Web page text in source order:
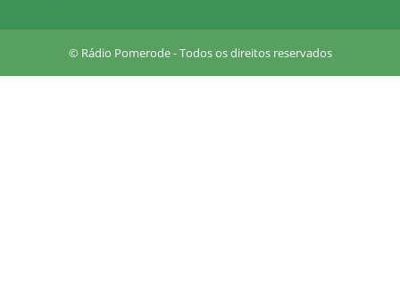
a
© Rádio Pomerode - Todos os direitos reservados